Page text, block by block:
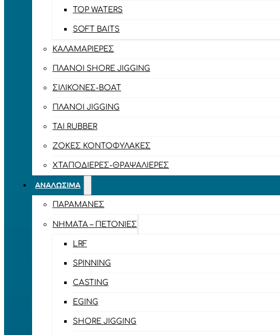
TOP WATERS
SOFT BAITS
ΚΑΛΑΜΑΡΙΈΡΕΣ
ΠΛΆΝΟΙ SHORE JIGGING
ΣΙΛΙΚΌΝΕΣ-BOAT
ΠΛΆΝΟΙ JIGGING
TAI RUBBER
ΖΌΚΕΣ ΚΟΝΤΟΦΎΛΑΚΕΣ
ΧΤΑΠΟΔΙΈΡΕΣ-ΘΡΑΨΑΛΙΈΡΕΣ
ΑΝΑΛΏΣΙΜΑ
ΠΑΡΑΜΆΝΕΣ
ΝΉΜΑΤΑ – ΠΕΤΟΝΙΈΣ
LRF
SPINNING
CASTING
EGING
SHORE JIGGING